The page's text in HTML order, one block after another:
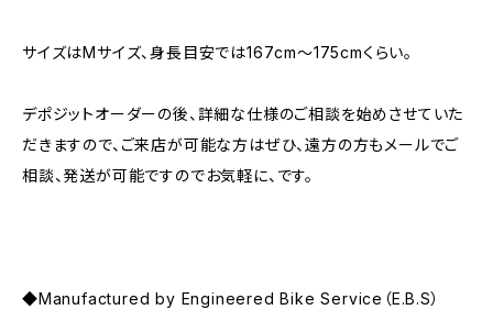
サイズはMサイズ、身長目安では167cm〜175cmくらい。
デポジットオーダーの後、詳細な仕様のご相談を始めさせていた
だきますので、ご来店が可能な方はぜひ、遠方の方もメールでご
相談、発送が可能ですのでお気軽に、です。
◆Manufactured by Engineered Bike Service（E.B.S）